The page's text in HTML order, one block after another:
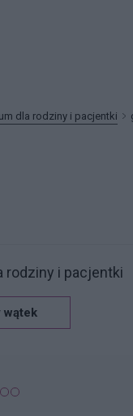
dla rodziny i pacjentki
rodziny i pacjentki
wątek